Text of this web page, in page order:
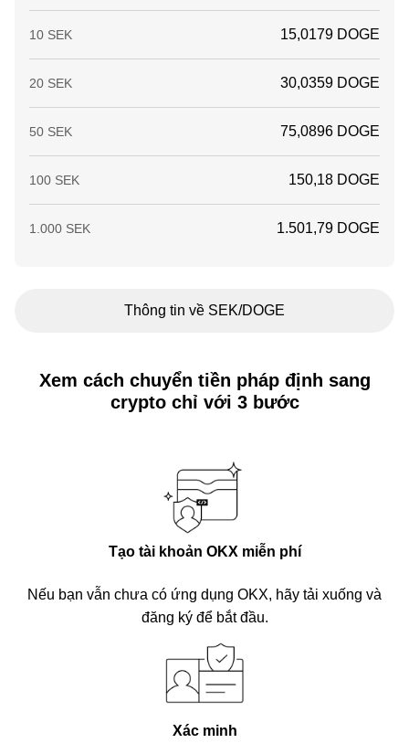
10 SEK 15,0179 DOGE
20 SEK 30,0359 DOGE
50 SEK 75,0896 DOGE
100 SEK 150,18 DOGE
1.000 SEK 1.501,79 DOGE
Thông tin về SEK/DOGE
Xem cách chuyển tiền pháp định sang
crypto chỉ với 3 bước
Tạo tài khoản OKX miễn phí
Nếu bạn vẫn chưa có ứng dụng OKX, hãy tải xuống và
đăng ký để bắt đầu.
Xác minh